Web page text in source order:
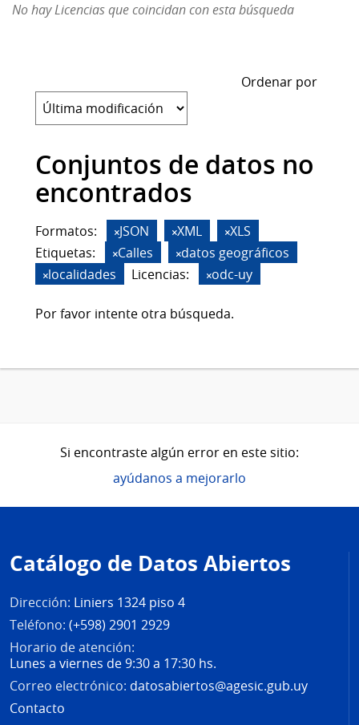
No hay Licencias que coincidan con esta búsqueda
Ordenar por
Conjuntos de datos no
encontrados
Formatos: JSON XML
XLS
Etiquetas:
Calles
datos geográficos
localidades
Licencias: odc-uy
Por favor intente otra búsqueda.
Si encontraste algún error en este sitio:
ayúdanos a mejorarlo
de
página
Catálogo de Datos Abiertos
Dirección: Liniers 1324 piso 4
Teléfono: (+598) 2901 2929
Horario de atención:
Lunes a viernes de 9:30 a 17:30 hs.
Correo electrónico: datosabiertos@agesic.gub.uy
Contacto